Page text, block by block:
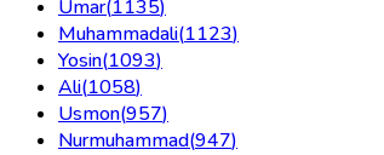
Umar(1135)
Muhammadali(1123)
Yosin(1093)
Ali(1058)
Usmon(957)
Nurmuhammad(947)